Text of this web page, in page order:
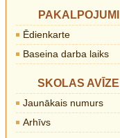
PAKALPOJUMI
Ēdienkarte
Baseina darba laiks
SKOLAS AVĪZE
Jaunākais numurs
Arhīvs